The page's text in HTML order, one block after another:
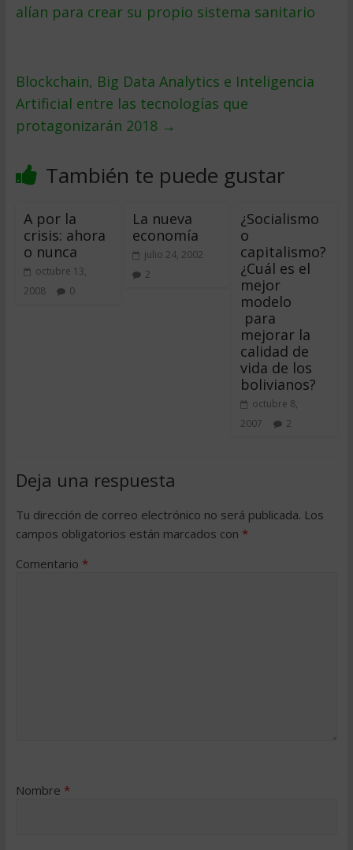
alían para crear su propio sistema sanitario
Blockchain, Big Data Analytics e Inteligencia
Artificial entre las tecnologías que
protagonizarán 2018 →
También te puede gustar
A por la
crisis: ahora
o nunca
octubre 13,
2008
0
La nueva
economía
julio 24, 2002
2
¿Socialismo
o
capitalismo?
¿Cuál es el
mejor
modelo
para
mejorar la
calidad de
vida de los
bolivianos?
octubre 8,
2007
2
Deja una respuesta
Tu dirección de correo electrónico no será publicada. Los
campos obligatorios están marcados con *
Comentario *
Nombre *